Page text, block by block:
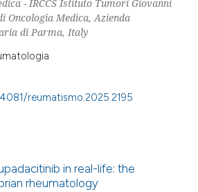
- IRCCS Istituto Tumori Giovanni
Oncologia Medica, Azienda
di Parma, Italy
reumatismo.2025.2195
in real-life: the
rheumatology